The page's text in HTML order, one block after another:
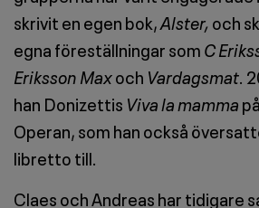
skrivit en egen bok,Alster,och
egna föreställningar somC
Eriksson Maxoch Vardagsmat.
han Donizettis Viva la mamma
Operan, som han också
libretto till.
Claes och Andreas har tidigare